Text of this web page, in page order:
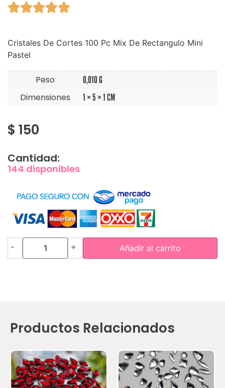

Cristales De Cortes 100 Pc Mix De Rectangulo Mini
Pastel
Peso 0,010 G
Dimensiones 1 × 5 × 1 CM
$ 150
Cantidad:
144 disponibles
- + Añadir al carrito
Productos Relacionados